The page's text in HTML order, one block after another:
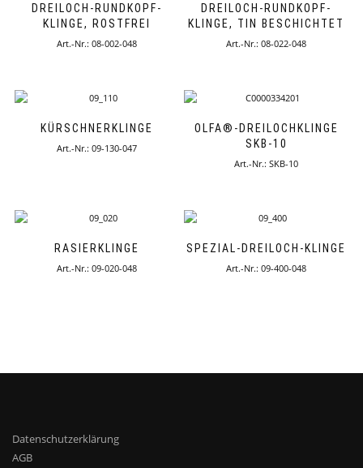
DREILOCH-RUNDKOPF-
KLINGE, ROSTFREI
Art.-Nr.: 08-002-048
DREILOCH-RUNDKOPF-
KLINGE, TIN BESCHICHTET
Art.-Nr.: 08-022-048
KÜRSCHNERKLINGE
Art.-Nr.: 09-130-047
OLFA®-DREILOCHKLINGE
SKB-10
Art.-Nr.: SKB-10
RASIERKLINGE
Art.-Nr.: 09-020-048
SPEZIAL-DREILOCH-KLINGE
Art.-Nr.: 09-400-048
Datenschutzerklärung
AGB